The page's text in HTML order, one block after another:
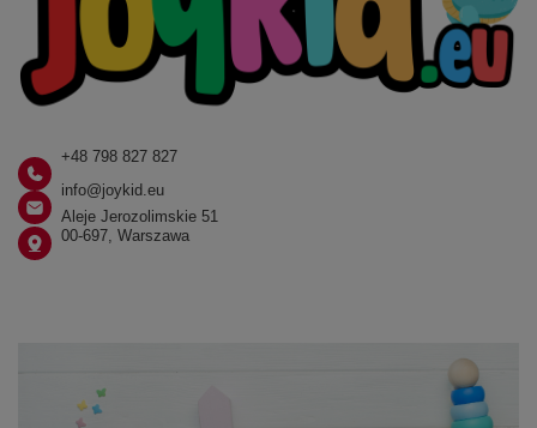
+48 798 827 827
info@joykid.eu
Aleje Jerozolimskie 51
00-697, Warszawa